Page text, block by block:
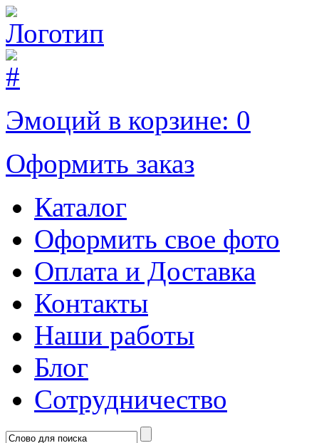
Эмоций в корзине: 0
Оформить заказ
Каталог
Оформить свое фото
Оплата и Доставка
Контакты
Наши работы
Блог
Сотрудничество